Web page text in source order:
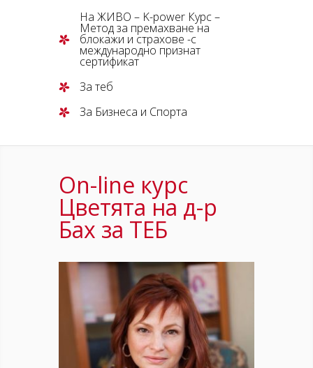
На ЖИВО – K-power Курс –
Метод за премахване на
блокажи и страхове -с
международно признат
сертификат
За теб
За Бизнеса и Спорта
On-line курс
Цветята на д-р
Бах за ТЕБ